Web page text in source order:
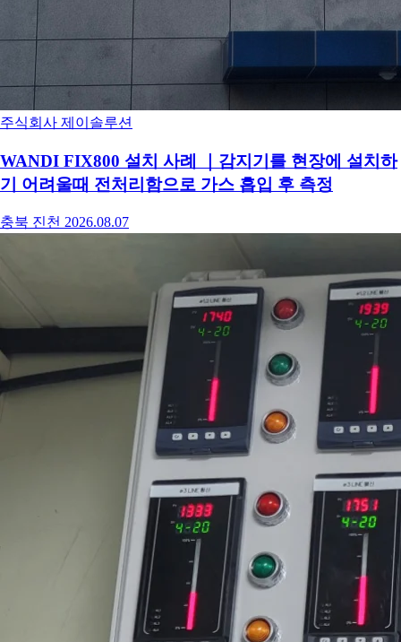
주식회사 제이솔루션
WANDI FIX800 설치 사례 ｜감지기를 현장에 설치하
기 어려울때 전처리함으로 가스 흡입 후 측정
충북 진천 2026.08.07